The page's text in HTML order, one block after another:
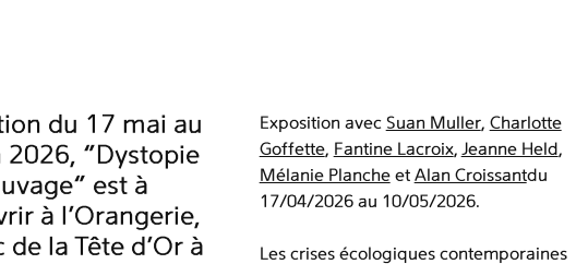
du 17 mai au
2026, “Dystopie
est à
à l’Orangerie,
de la Tête d’Or à
Exposition avec Suan Muller, Charlotte
Goffette, Fantine Lacroix, Jeanne Held ,
Mélanie Plancheet Alan Croissantdu
17/04/2026 au 10/05/2026.
Les crises écologiques contemporaines